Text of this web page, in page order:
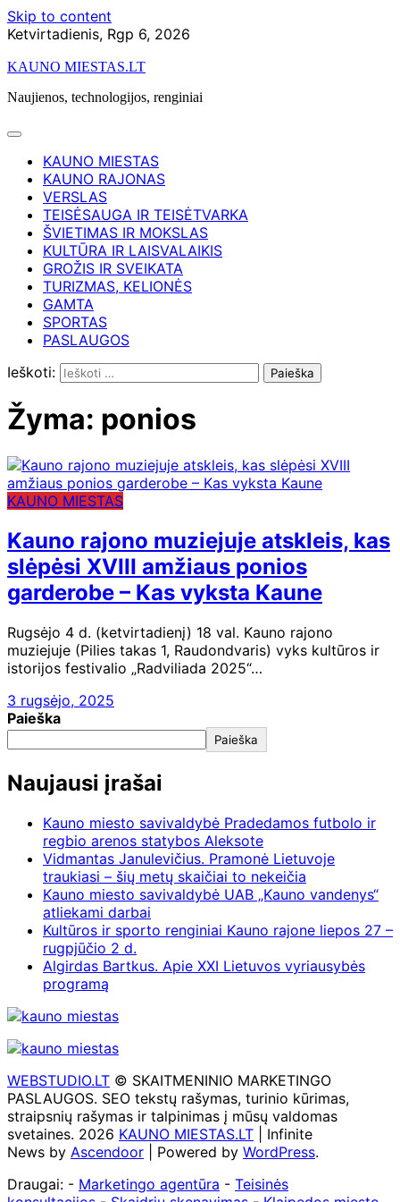
Skip to content
Ketvirtadienis, Rgp 6, 2026
KAUNO MIESTAS.LT
Naujienos, technologijos, renginiai
KAUNO MIESTAS
KAUNO RAJONAS
VERSLAS
TEISĖSAUGA IR TEISĖTVARKA
ŠVIETIMAS IR MOKSLAS
KULTŪRA IR LAISVALAIKIS
GROŽIS IR SVEIKATA
TURIZMAS, KELIONĖS
GAMTA
SPORTAS
PASLAUGOS
Ieškoti:
Žyma: ponios
KAUNO MIESTAS
Kauno rajono muziejuje atskleis, kas
slėpėsi XVIII amžiaus ponios
garderobe – Kas vyksta Kaune
Rugsėjo 4 d. (ketvirtadienį) 18 val. Kauno rajono
muziejuje (Pilies takas 1, Raudondvaris) vyks kultūros ir
istorijos festivalio „Radviliada 2025“…
3 rugsėjo, 2025
Paieška
Paieška
Naujausi įrašai
Kauno miesto savivaldybė Pradedamos futbolo ir
regbio arenos statybos Aleksote
Vidmantas Janulevičius. Pramonė Lietuvoje
traukiasi – šių metų skaičiai to nekeičia
Kauno miesto savivaldybė UAB „Kauno vandenys“
atliekami darbai
Kultūros ir sporto renginiai Kauno rajone liepos 27 –
rugpjūčio 2 d.
Algirdas Bartkus. Apie XXI Lietuvos vyriausybės
programą
WEBSTUDIO.LT © SKAITMENINIO MARKETINGO
PASLAUGOS. SEO tekstų rašymas, turinio kūrimas,
straipsnių rašymas ir talpinimas į mūsų valdomas
svetaines. 2026 KAUNO MIESTAS.LT | Infinite
News by Ascendoor | Powered by WordPress.
Draugai: - Marketingo agentūra - Teisinės